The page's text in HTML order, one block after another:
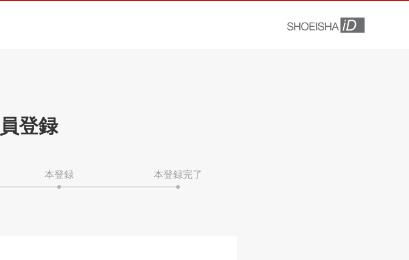
登録
本登録 本登録完了